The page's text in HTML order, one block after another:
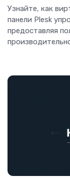
Узнайте, как
панели Plesk
предоставляя